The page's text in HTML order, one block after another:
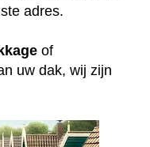
adres.
of
uw dak, wij zijn